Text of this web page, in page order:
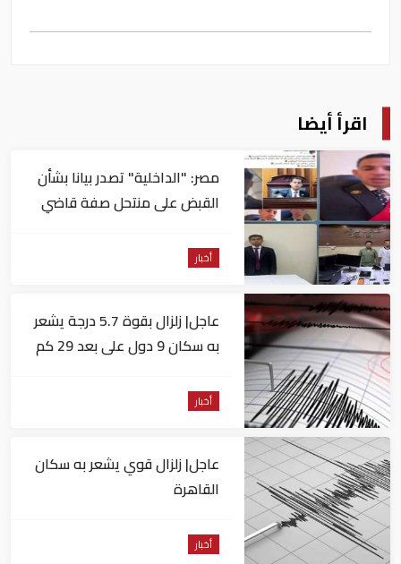
اقرأ أيضا
مصر: "الداخلية" تصدر بيانا بشأن
القبض على منتحل صفة قاضي
أخبار
عاجل| زلزال بقوة 5.7 درجة يشعر
به سكان 9 دول على بعد 29 كم
أخبار
عاجل| زلزال قوي يشعر به سكان
القاهرة
أخبار